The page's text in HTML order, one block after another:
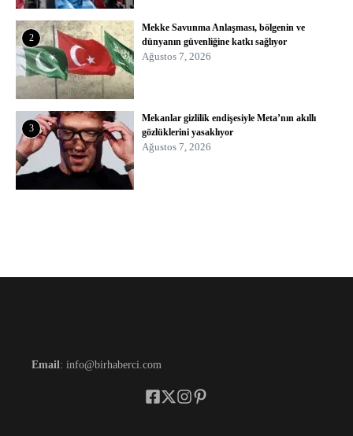
2
Mekke Savunma Anlaşması, bölgenin ve
dünyanın güvenliğine katkı sağlıyor
Ağustos 7, 2026
3
Mekanlar gizlilik endişesiyle Meta’nın akıllı
gözlüklerini yasaklıyor
Ağustos 7, 2026
Email: info@birhaberci.com